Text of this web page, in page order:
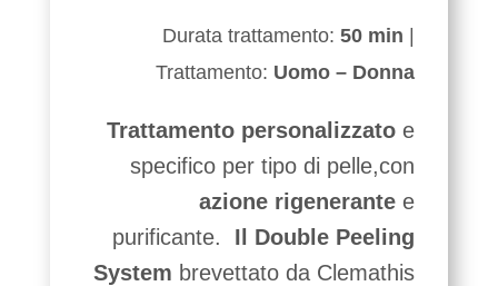
Durata trattamento:50 min
Trattamento: Uomo – Donna
Trattamento personalizzato e
specifico per tipo di pelle,con
azione rigenerante e
purificante. Il Double Peeling
System brevettato da Clemathis